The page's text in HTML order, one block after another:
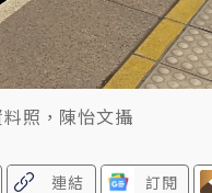
照，陳怡文攝
連結 訂閱